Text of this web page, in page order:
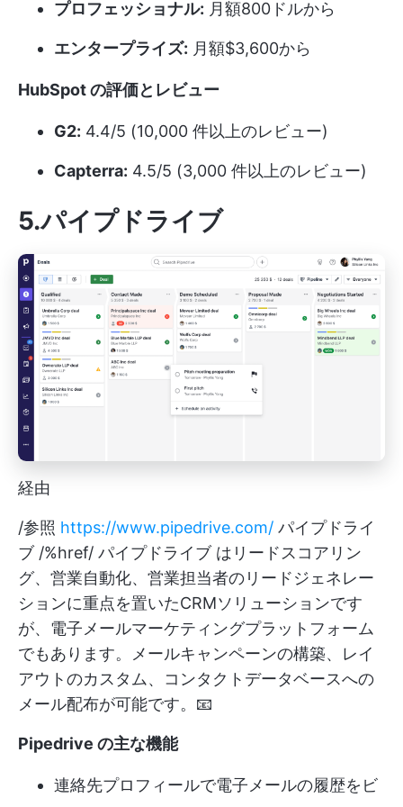
プロフェッショナル: 月額800ドルから
エンタープライズ: 月額$3,600から
HubSpot の評価とレビュー
G2: 4.4/5 (10,000 件以上のレビュー)
Capterra: 4.5/5 (3,000 件以上のレビュー)
5.パイプドライブ
経由
/参照 https://www.pipedrive.com/ パイプドライ
ブ /%href/ パイプドライブはリードスコアリン
グ、営業自動化、営業担当者のリードジェネレー
ションに重点を置いたCRMソリューションです
が、電子メールマーケティングプラットフォーム
でもあります。メールキャンペーンの構築、レイ
アウトのカスタム、コンタクトデータベースへの
メール配布が可能です。📧
Pipedrive の主な機能
連絡先プロフィールで電子メールの履歴をビ